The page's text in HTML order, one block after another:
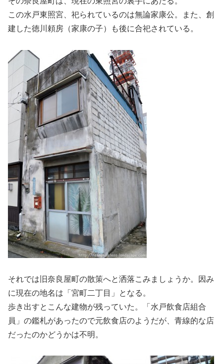
この水戸東照宮、祀られているのは無論家康公。また、創
建した徳川頼房（家康の子）も後に合祀されている。
それでは旧奈良屋町の散策へと洒落こみましょうか。因み
に現在の地名は「宮町二丁目」となる。
歩き出すとこんな建物が残っていた。「水戸飲食店組合
員」の鑑札があったので元飲食店のようだが、青線的な店
だったのかどうかは不明。